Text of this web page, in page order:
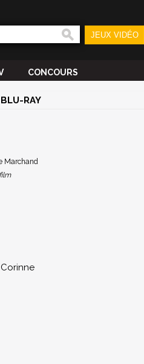
JEUX VIDÉO
CONCOURS
RAY
Marchand
Corinne